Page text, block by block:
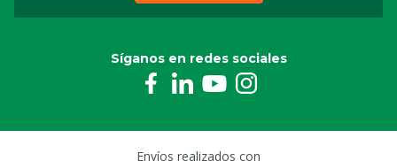
Síganos en redes sociales
Envíos realizados con